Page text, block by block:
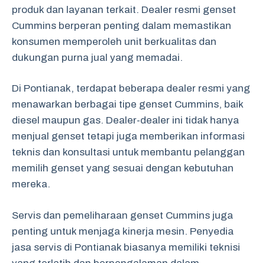
produk dan layanan terkait. Dealer resmi genset
Cummins berperan penting dalam memastikan
konsumen memperoleh unit berkualitas dan
dukungan purna jual yang memadai.
Di Pontianak, terdapat beberapa dealer resmi yang
menawarkan berbagai tipe genset Cummins, baik
diesel maupun gas. Dealer-dealer ini tidak hanya
menjual genset tetapi juga memberikan informasi
teknis dan konsultasi untuk membantu pelanggan
memilih genset yang sesuai dengan kebutuhan
mereka.
Servis dan pemeliharaan genset Cummins juga
penting untuk menjaga kinerja mesin. Penyedia
jasa servis di Pontianak biasanya memiliki teknisi